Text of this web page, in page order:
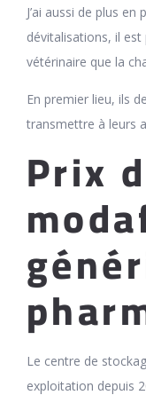
J’ai aussi de plus
dévitalisations, il
vétérinaire que la
En premier lieu, ils
transmettre à leurs
Prix
Le centre de
exploitation depuis